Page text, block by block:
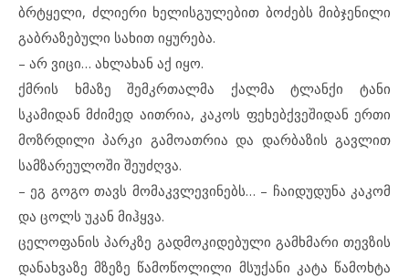
ბრტყელი, ძლიერი ხელისგულებით ბოძებს მიბჯენილი
გაბრაზებული სახით იყურება.
– არ ვიცი… ახლახან აქ იყო.
ქმრის ხმაზე შემკრთალმა ქალმა ტლანქი ტანი
სკამიდან მძიმედ აითრია, კაკოს ფეხებქვეშიდან ერთი
მოზრდილი პარკი გამოათრია და დარბაზის გავლით
სამზარეულოში შეუძღვა.
– ეგ გოგო თავს მომაკვლევინებს… – ჩაიდუდუნა კაკომ
და ცოლს უკან მიჰყვა.
ცელოფანის პარკზე გადმოკიდებული გამხმარი თევზის
დანახვაზე მზეზე წამოწოლილი მსუქანი კატა წამოხტა